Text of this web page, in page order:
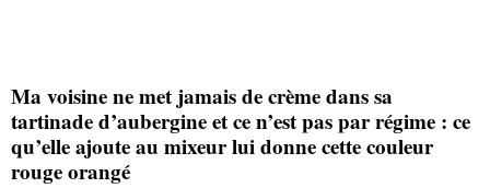
Ma voisine ne met jamais de crème dans sa
tartinade d’aubergine et ce n’est pas par régime : ce
qu’elle ajoute au mixeur lui donne cette couleur
rouge orangé